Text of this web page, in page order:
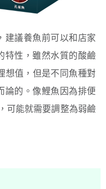
建議養魚前可以和店家
特性，雖然水質的酸鹼
想值，但是不同魚種對
論的。像鯉魚因為排便
可能就需要調整為弱鹼